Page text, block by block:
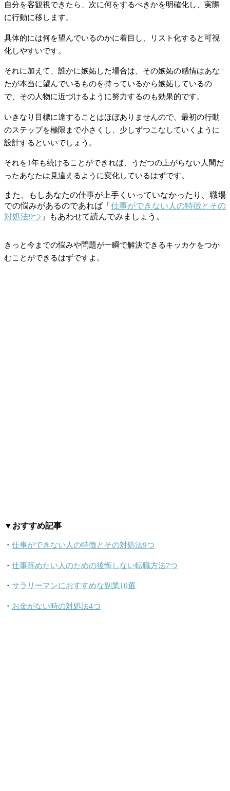
自分を客観視できたら、次に何をするべきかを明確化し、実際
に行動に移します。
具体的には何を望んでいるのかに着目し、リスト化すると可視
化しやすいです。
それに加えて、誰かに嫉妬した場合は、その嫉妬の感情はあな
たが本当に望んでいるものを持っているから嫉妬しているの
で、その人物に近づけるように努力するのも効果的です。
いきなり目標に達することはほぼありませんので、最初の行動
のステップを極限まで小さくし、少しずつこなしていくように
設計するといいでしょう。
それを1年も続けることができれば、うだつの上がらない人間だ
ったあなたは見違えるように変化しているはずです。
また、もしあなたの仕事が上手くいっていなかったり、職場
での悩みがあるのであれば「 仕事ができない人の特徴とその
対処法9つ 」もあわせて読んでみましょう。
きっと今までの悩みや問題が一瞬で解決できるキッカケをつか
むことができるはずですよ。
▼おすすめ記事
・ 仕事ができない人の特徴とその対処法9つ
・ 仕事辞めたい人のための後悔しない転職方法7つ
・ サラリーマンにおすすめな副業10選
・ お金がない時の対処法4つ